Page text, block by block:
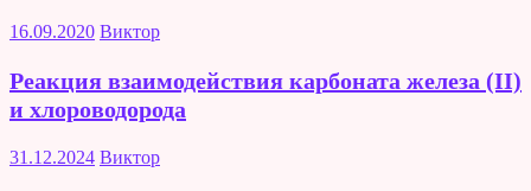
16.09.2020 Виктор
Реакция взаимодействия карбоната железа (II)
и хлороводорода
31.12.2024 Виктор